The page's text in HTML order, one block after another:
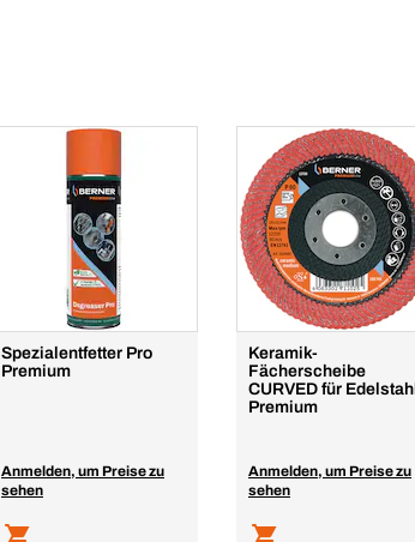
Spezialentfetter Pro
Premium
Anmelden, um Preise zu
sehen
Keramik-
Fächerscheibe
CURVED für Edelstahl
Premium
Anmelden, um Preise zu
sehen